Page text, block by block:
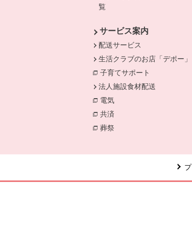
覧
サービス案内
配送サービス
生活クラブのお店「デポー」
子育てサポート
法人施設食材配送
電気
共済
葬祭